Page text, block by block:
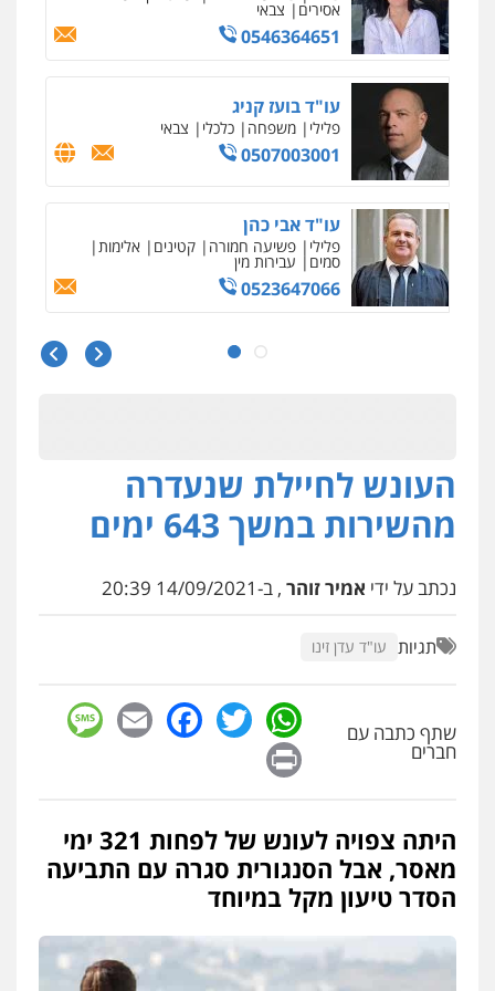
אסירים צבאי
0546364651
עו"ד בועז קניג
פלילי משפחה כלכלי צבאי
0507003001
עו"ד אבי כהן
פלילי פשיעה חמורה קטינים אלימות
סמים עבירות מין
0523647066
עו"ד ירון גיגי
עו"ד דרוויש נאשף
פשיעה חמורה זכויות אדם
0527448141
0505345826
עו"ד יאיר בן סימון
תעבורה
0505719060
עו"ד מוחמד רחאל
פלילי פשיעה חמורה צווארון לבן צבאי
מעצרים וחקירות
0502228917
בר ציון – אוזן משרד עורכי דין
העונש לחיילת שנעדרה
מהשירות במשך 643 ימים
נכתב על ידי אמיר זוהר , ב-14/09/2021 20:39
תגיות עו"ד עדן זינו
שתף כתבה עם
חברים
WhatsApp
Twitter
Facebook
Email
היתה צפויה לעונש של לפחות 321 ימי
מאסר, אבל הסנגורית סגרה עם התביעה
הסדר טיעון מקל במיוחד